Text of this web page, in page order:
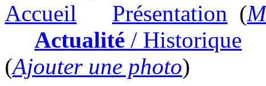
Accueil
Présentation (
Actualité / Historique
(Ajouter une photo)